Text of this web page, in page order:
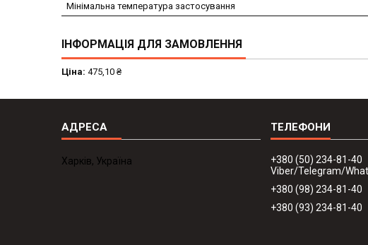
Мінімальна температура застосування
ІНФОРМАЦІЯ ДЛЯ ЗАМОВЛЕННЯ
Ціна: 475,10 ₴
Харків, Україна
+380 (50) 234-81-40
Viber/Telegram/
+380 (98) 234-81-40
+380 (93) 234-81-40